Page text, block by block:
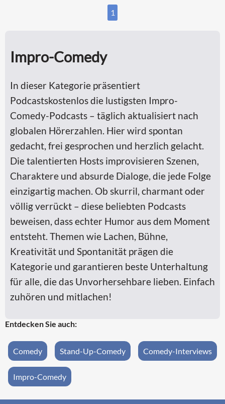
1
Impro-Comedy
In dieser Kategorie präsentiert
Podcastskostenlos die lustigsten Impro-
Comedy-Podcasts – täglich aktualisiert nach
globalen Hörerzahlen. Hier wird spontan
gedacht, frei gesprochen und herzlich gelacht.
Die talentierten Hosts improvisieren Szenen,
Charaktere und absurde Dialoge, die jede Folge
einzigartig machen. Ob skurril, charmant oder
völlig verrückt – diese beliebten Podcasts
beweisen, dass echter Humor aus dem Moment
entsteht. Themen wie Lachen, Bühne,
Kreativität und Spontanität prägen die
Kategorie und garantieren beste Unterhaltung
für alle, die das Unvorhersehbare lieben. Einfach
zuhören und mitlachen!
Entdecken Sie auch:
Comedy Stand-Up-Comedy Comedy-Interviews
Impro-Comedy